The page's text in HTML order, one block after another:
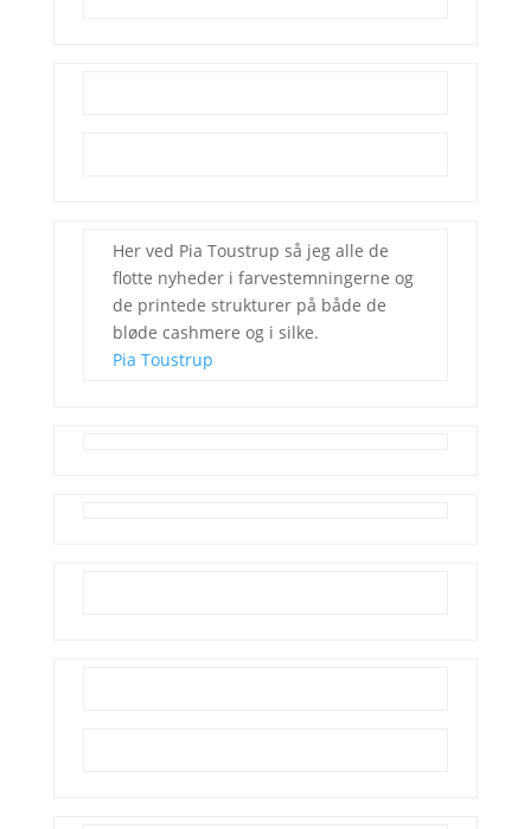
Her ved Pia Toustrup så jeg alle de
flotte nyheder i farvestemningerne og
de printede strukturer på både de
bløde cashmere og i silke.
Pia Toustrup